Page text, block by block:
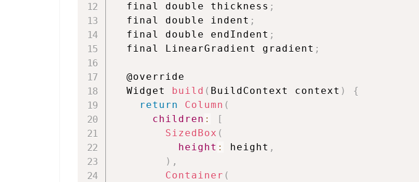
  final double thickness
;
  final double indent
;
  final double endIndent
;
  final LinearGradient gradient
;
  @override
  Widget
build ( BuildContext context )
{
return
Column (
children :
[
SizedBox (
height : height ,
) ,
Container (